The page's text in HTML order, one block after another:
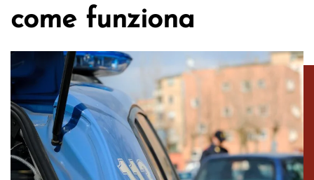
come funziona